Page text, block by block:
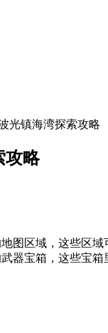
光镇海湾探索攻略
攻略
图区域，这些区
器宝箱，这些宝